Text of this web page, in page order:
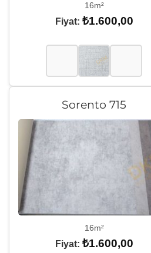
16m²
Fiyat: ₺1.600,00
Sorento 715
16m²
Fiyat: ₺1.600,00